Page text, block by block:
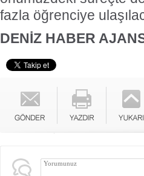
fazla öğrenciye
DENİZ HABER